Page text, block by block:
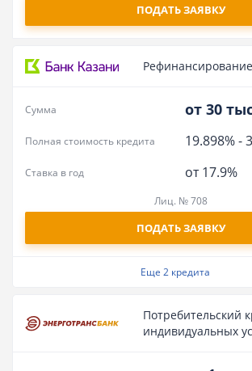
ПОДАТЬ ЗАЯВКУ
Рефинансирование
от 30
Сумма
19.898%-
Полная стоимость кредита
от 17.9%
Ставка в год
Лиц. № 708
ПОДАТЬ ЗАЯВКУ
Еще 2 кредита
Потребительский
индивидуальных